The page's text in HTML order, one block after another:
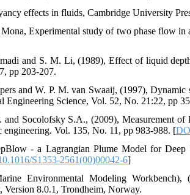
effects in fluids, Cambridge University
Mona, Experimental study of two phase flow
and S. M. Li, (1989), Effect of liquid
pp 203-207.
and W. P. M. van Swaaij, (1997),
Engineering Science, Vol. 52, No. 21:22, pp
Socolofsky S.A., (2009), Measurement
engineering. Vol. 135, No. 11, pp 983-988. [
- a Lagrangian Plume Model for
S1353-2561(00)00042-6]
Environmental Modeling
Version 8.0.1, Trondheim, Norway.